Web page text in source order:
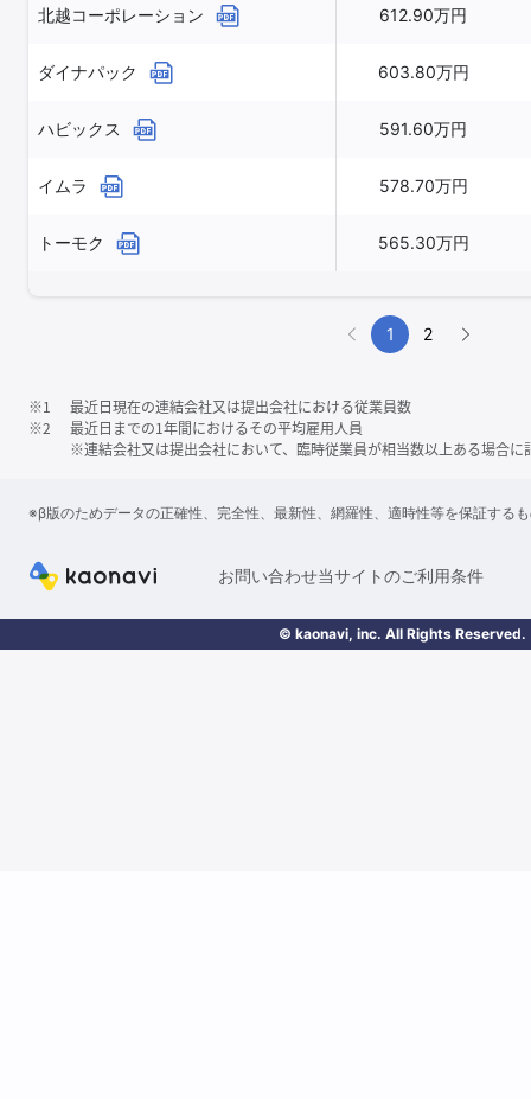
北越コーポレーション 612.90万円
ダイナパック 603.80万円
ハビックス 591.60万円
イムラ 578.70万円
トーモク 565.30万円
1 2
※1
最近日現在の連結会社又は提出会社における従業員数
※2
最近日までの1年間におけるその平均雇用人員
※連結会社又は提出会社において、臨時従業員が相当数以上ある場合に
※β版のためデータの正確性、完全性、最新性、網羅性、適時性等を保証する
お問い合わせ当サイトのご利用条件
© kaonavi, inc. All Rights Reserved.